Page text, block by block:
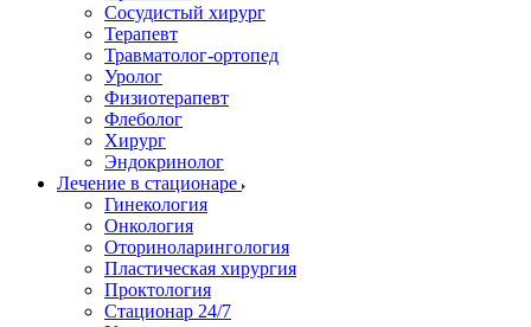
Сосудистый хирург
Терапевт
Травматолог-ортопед
Уролог
Физиотерапевт
Флеболог
Хирург
Эндокринолог
Лечение в стационаре
Гинекология
Онкология
Оториноларингология
Пластическая хирургия
Проктология
Стационар 24/7